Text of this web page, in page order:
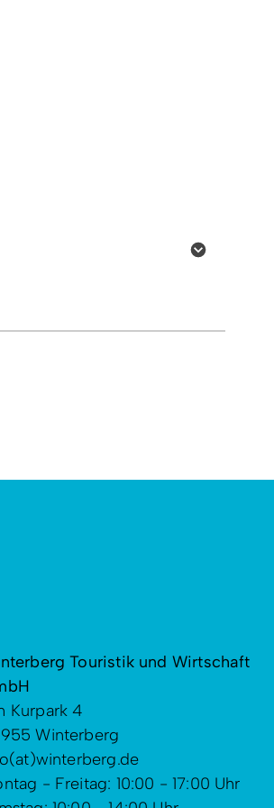
Touristik und Wirtschaft
Kurpark 4
Winterberg
- Freitag: 10:00 - 17:00 Uhr